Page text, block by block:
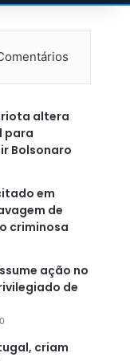
altera
para
Bolsonaro
em
de
criminosa
ação no
de
criam